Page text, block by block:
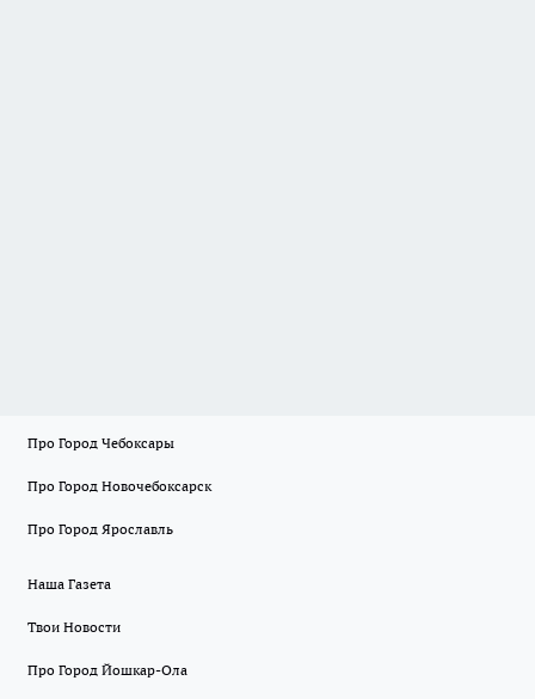
Про Город Чебоксары
Про Город Новочебоксарск
Про Город Ярославль
Наша Газета
Твои Новости
Про Город Йошкар-Ола